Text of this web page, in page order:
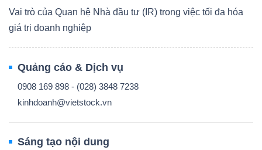
Vai trò của Quan hệ Nhà đầu tư (IR) trong việc tối đa hóa
giá trị doanh nghiệp
Quảng cáo & Dịch vụ
0908 169 898 - (028) 3848 7238
kinhdoanh@vietstock.vn
Sáng tạo nội dung